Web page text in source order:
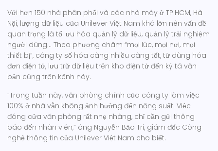
Với hơn 150 nhà phân phối và các nhà máy ở TP.HCM, Hà
Nội, lượng dữ liệu của Unilever Việt Nam khá lớn nên vấn đề
quan trọng là tối ưu hóa quản lý dữ liệu, quản lý trải nghiệm
người dùng… Theo phương châm “mọi lúc, mọi nơi, mọi
thiết bị”, công ty số hóa càng nhiều càng tốt, từ dùng hóa
đơn điện tử, lưu trữ dữ liệu trên kho điện tử đến ký tá văn
bản cũng trên kênh này.
“Trong tuần này, văn phòng chính của công ty làm việc
100% ở nhà vẫn không ảnh hưởng đến năng suất. Việc
đóng cửa văn phòng rất nhẹ nhàng, chỉ cần gửi thông
báo đến nhân viên,” ông Nguyễn Bảo Tri, giám đốc Công
nghệ thông tin của Unilever Việt Nam cho biết.